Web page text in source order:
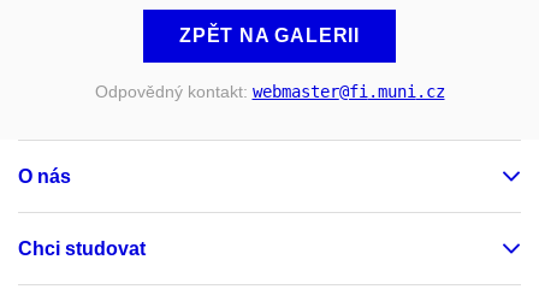
ZPĚT NA GALERII
Odpovědný kontakt: webmaster@fi .muni .cz
O nás
Chci studovat